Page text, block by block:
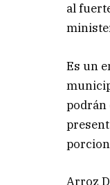
al
Es un
podrán
Arroz